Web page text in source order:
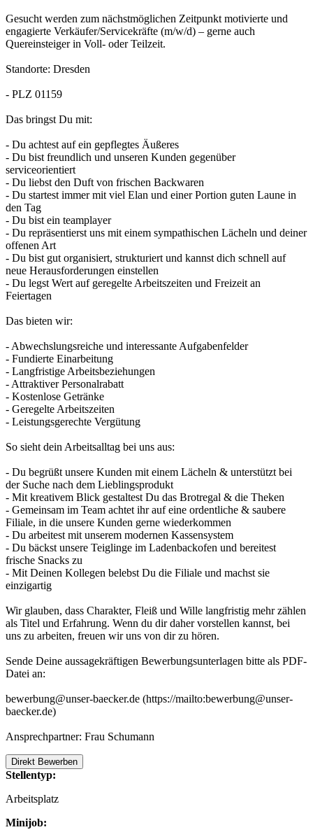
Gesucht werden zum nächstmöglichen Zeitpunkt motivierte und
engagierte Verkäufer/Servicekräfte (m/w/d) – gerne auch
Quereinsteiger in Voll- oder Teilzeit.
Standorte: Dresden
- PLZ 01159
Das bringst Du mit:
- Du achtest auf ein gepflegtes Äußeres
- Du bist freundlich und unseren Kunden gegenüber
serviceorientiert
- Du liebst den Duft von frischen Backwaren
- Du startest immer mit viel Elan und einer Portion guten Laune in
den Tag
- Du bist ein teamplayer
- Du repräsentierst uns mit einem sympathischen Lächeln und deiner
offenen Art
- Du bist gut organisiert, strukturiert und kannst dich schnell auf
neue Herausforderungen einstellen
- Du legst Wert auf geregelte Arbeitszeiten und Freizeit an
Feiertagen
Das bieten wir:
- Abwechslungsreiche und interessante Aufgabenfelder
- Fundierte Einarbeitung
- Langfristige Arbeitsbeziehungen
- Attraktiver Personalrabatt
- Kostenlose Getränke
- Geregelte Arbeitszeiten
- Leistungsgerechte Vergütung
So sieht dein Arbeitsalltag bei uns aus:
- Du begrüßt unsere Kunden mit einem Lächeln & unterstützt bei
der Suche nach dem Lieblingsprodukt
- Mit kreativem Blick gestaltest Du das Brotregal & die Theken
- Gemeinsam im Team achtet ihr auf eine ordentliche & saubere
Filiale, in die unsere Kunden gerne wiederkommen
- Du arbeitest mit unserem modernen Kassensystem
- Du bäckst unsere Teiglinge im Ladenbackofen und bereitest
frische Snacks zu
- Mit Deinen Kollegen belebst Du die Filiale und machst sie
einzigartig
Wir glauben, dass Charakter, Fleiß und Wille langfristig mehr zählen
als Titel und Erfahrung. Wenn du dir daher vorstellen kannst, bei
uns zu arbeiten, freuen wir uns von dir zu hören.
Sende Deine aussagekräftigen Bewerbungsunterlagen bitte als PDF-
Datei an:
bewerbung@unser-baecker.de (https://mailto:bewerbung@unser-
baecker.de)
Ansprechpartner: Frau Schumann
Direkt Bewerben
Stellentyp:
Arbeitsplatz
Minijob: